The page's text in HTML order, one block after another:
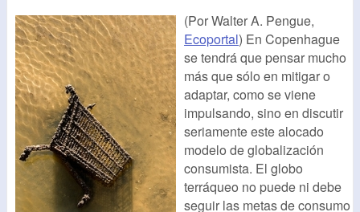
(Por Walter A. Pengue,
Ecoportal) En Copenhague
se tendrá que pensar mucho
más que sólo en mitigar o
adaptar, como se viene
impulsando, sino en discutir
seriamente este alocado
modelo de globalización
consumista. El globo
terráqueo no puede ni debe
seguir las metas de consumo